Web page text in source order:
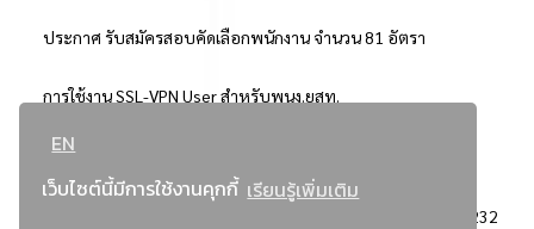
EN
เว็บไซต์นี้มีการใช้งานคุกกี้ เรียนรู้เพิ่มเติม
ประกาศ รับสมัครสอบคัดเลือกพนักงาน จำนวน 81 อัตรา
การใช้งาน SSL-VPN User สำหรับพนง.ยสท.
..ยอดนิยม..
3232